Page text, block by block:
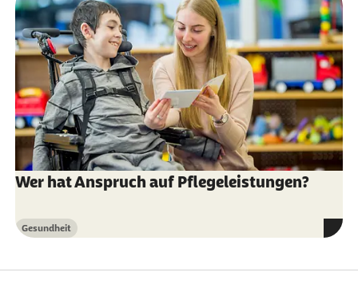
Wer hat Anspruch auf Pflegeleistungen?
Kategorie
Gesundheit